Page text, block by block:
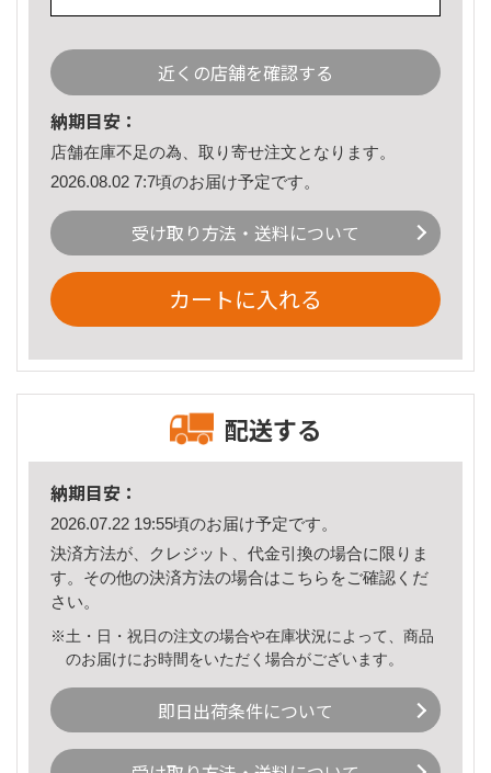
近くの店舗を確認する
納期目安：
店舗在庫不足の為、取り寄せ注文となります。
2026.08.02 7:7頃のお届け予定です。
受け取り方法・送料について
カートに入れる
配送する
納期目安：
2026.07.22 19:55頃のお届け予定です。
決済方法が、クレジット、代金引換の場合に限りま
す。その他の決済方法の場合はこちら をご確認くだ
さい。
※土・日・祝日の注文の場合や在庫状況によって、商品
のお届けにお時間をいただく場合がございます。
即日出荷条件について